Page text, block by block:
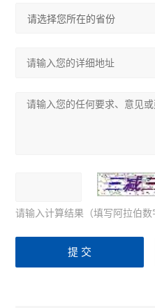
请输入计算结果（填写阿拉伯